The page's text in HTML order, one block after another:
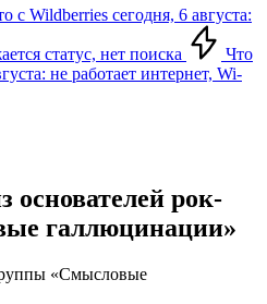
с Wildberries сегодня, 6 августа:
статус, нет поиска
Что
не работает интернет, Wi-
основателей рок-
галлюцинации»
«Смысловые